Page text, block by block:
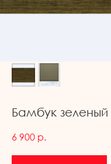
Бамбук зеленый
6 900 р.